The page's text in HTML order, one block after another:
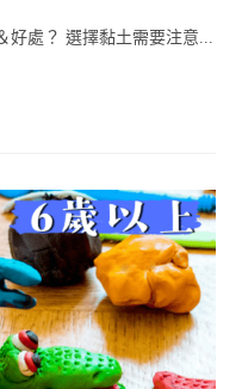
好處？ 選擇黏土需要注意...